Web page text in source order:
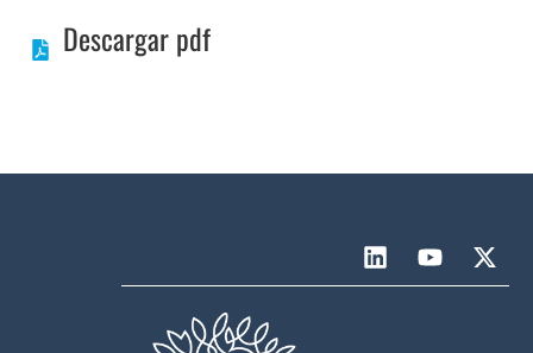
Descargar pdf